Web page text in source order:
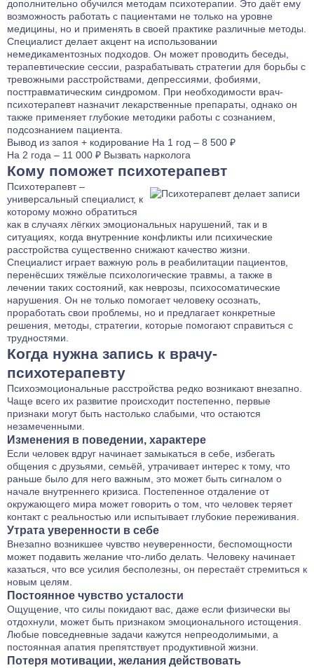
дополнительно обучился методам психотерапии. Это даёт ему
возможность работать с пациентами не только на уровне
медицины, но и применять в своей практике различные методы.
Специалист делает акцент на использовании
немедикаментозных подходов. Он может проводить беседы,
терапевтические сессии, разрабатывать стратегии для борьбы с
тревожными расстройствами, депрессиями, фобиями,
посттравматическим синдромом. При необходимости врач-
психотерапевт назначит лекарственные препараты, однако он
также применяет глубокие методики работы с сознанием,
подсознанием пациента.
Вывод из запоя + кодирование На 1 год – 8 500 ₽
На 2 года – 11 000 ₽ Вызвать нарколога
Кому поможет психотерапевт
Психотерапевт –
универсальный специалист, к
которому можно обратиться
как в случаях лёгких эмоциональных нарушений, так и в
ситуациях, когда внутренние конфликты или психические
расстройства существенно снижают качество жизни.
Специалист играет важную роль в реабилитации пациентов,
перенёсших тяжёлые психологические травмы, а также в
лечении таких состояний, как неврозы, психосоматические
нарушения. Он не только помогает человеку осознать,
проработать свои проблемы, но и предлагает конкретные
решения, методы, стратегии, которые помогают справиться с
трудностями.
Когда нужна запись к врачу-
психотерапевту
Психоэмоциональные расстройства редко возникают внезапно.
Чаще всего их развитие происходит постепенно, первые
признаки могут быть настолько слабыми, что остаются
незамеченными.
Изменения в поведении, характере
Если человек вдруг начинает замыкаться в себе, избегать
общения с друзьями, семьёй, утрачивает интерес к тому, что
раньше было для него важным, это может быть сигналом о
начале внутреннего кризиса. Постепенное отдаление от
окружающего мира может говорить о том, что человек теряет
контакт с реальностью или испытывает глубокие переживания.
Утрата уверенности в себе
Внезапно возникшее чувство неуверенности, беспомощности
может подавить желание что-либо делать. Человеку начинает
казаться, что все усилия бесполезны, он перестаёт стремиться к
новым целям.
Постоянное чувство усталости
Ощущение, что силы покидают вас, даже если физически вы
отдохнули, может быть признаком эмоционального истощения.
Любые повседневные задачи кажутся непреодолимыми, а
постоянная апатия препятствует продуктивной жизни.
Потеря мотивации, желания действовать